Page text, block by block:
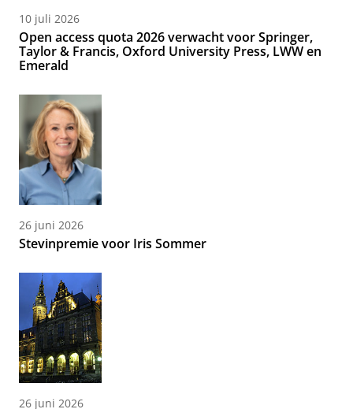
10 juli 2026
Open access quota 2026 verwacht voor Springer,
Taylor & Francis, Oxford University Press, LWW en
Emerald
26 juni 2026
Stevinpremie voor Iris Sommer
26 juni 2026